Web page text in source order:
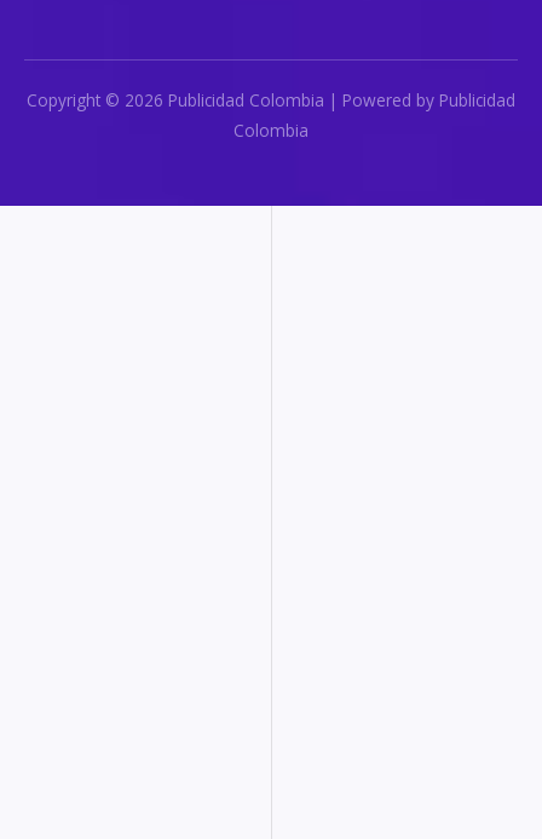
Copyright © 2026 Publicidad Colombia | Powered by Publicidad
Colombia